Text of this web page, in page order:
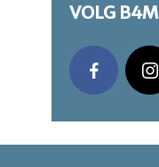
VOLG